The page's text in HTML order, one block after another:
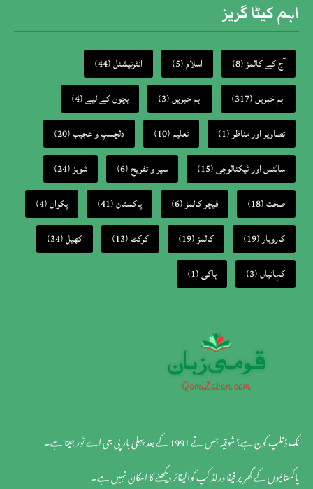
اہم کیٹا گریز
آج کے کالمز(8) اسلام(5) انٹرنیشنل(44)
اہم خبریں(317) اہم خبریں(3) بچوں کے لیے(4)
تصاویر اور مناظر(1) تعلیم(10) دلچسپ و عجیب(20)
سائنس اور ٹیکنالوجی(15) سیر و تفریح(6) شوبز(24)
صحت(18) فیچر کالمز(6) پاکستان(41) پکوان(4)
کاروبار(19) کالمز(19) کرکٹ(13) کھیل(34)
کہانیاں(3) ہاکی(1)
نک ڈنلپ کون ہے؟ شوقیہ جس نے 1991 کے بعد پہلی بار پی جی اے ٹور جیتا ہے۔
پاکستانیوں کے گھر پر فیفا ورلڈ کپ کوالیفائر دیکھنے کا امکان نہیں ہے۔